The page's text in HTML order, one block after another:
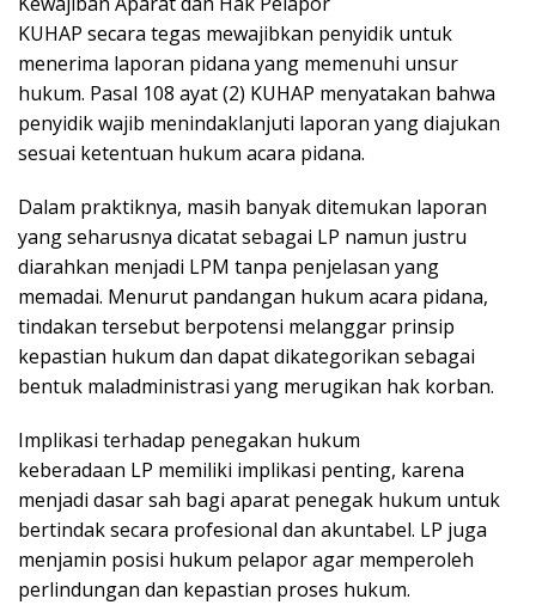
KUHAP secara tegas mewajibkan penyidik untuk
menerima laporan pidana yang memenuhi unsur
hukum. Pasal 108 ayat (2) KUHAP menyatakan bahwa
penyidik wajib menindaklanjuti laporan yang diajukan
sesuai ketentuan hukum acara pidana.
Dalam praktiknya, masih banyak ditemukan laporan
yang seharusnya dicatat sebagai LP namun justru
diarahkan menjadi LPM tanpa penjelasan yang
memadai. Menurut pandangan hukum acara pidana,
tindakan tersebut berpotensi melanggar prinsip
kepastian hukum dan dapat dikategorikan sebagai
bentuk maladministrasi yang merugikan hak korban.
Implikasi terhadap penegakan hukum
keberadaan LP memiliki implikasi penting, karena
menjadi dasar sah bagi aparat penegak hukum untuk
bertindak secara profesional dan akuntabel. LP juga
menjamin posisi hukum pelapor agar memperoleh
perlindungan dan kepastian proses hukum.